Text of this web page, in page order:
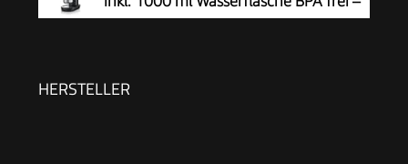
31943K00
HERSTELLER